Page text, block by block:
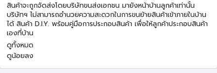
สินค้าจะถูกจัดส่งโดยบริษัทขนส่งเอกชน มายังหน้าบ้านลูกค้าเท่านั้น
บริษัทฯ ไม่สามารถอำนวยความสะดวกในการขนย้ายสินค้าเข้าภายในบ้าน
ได้ สินค้า D.I.Y. พร้อมคู่มือการประกอบสินค้า เพื่อให้ลูกค้าประกอบสินค้า
เองที่บ้าน
ดูทั้งหมด
ดูน้อยลง